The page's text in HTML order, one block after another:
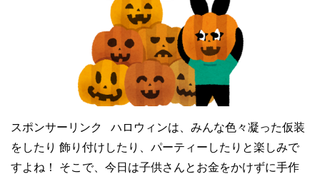
スポンサーリンク ハロウィンは、みんな色々凝った仮装
をしたり 飾り付けしたり、パーティーしたりと楽しみで
すよね！ そこで、今日は子供さんとお金をかけずに手作